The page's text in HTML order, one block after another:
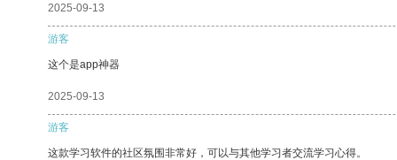
2025-09-13
游客
这个是app神器
2025-09-13
游客
这款学习软件的社区氛围非常好，可以与其他学习者交流学习心得。